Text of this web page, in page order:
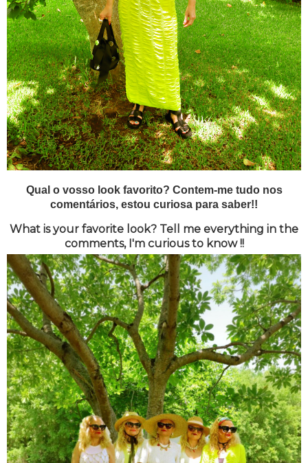
Qual o vosso look favorito? Contem-me tudo nos
comentários, estou curiosa para saber!!
What is your favorite look? Tell me everything in the
comments, I'm curious to know !!